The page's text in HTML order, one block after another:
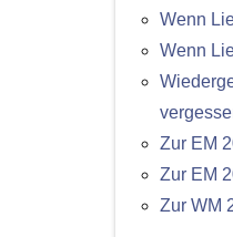
Wenn
Wenn
Zur EM
Zur EM
Zur WM